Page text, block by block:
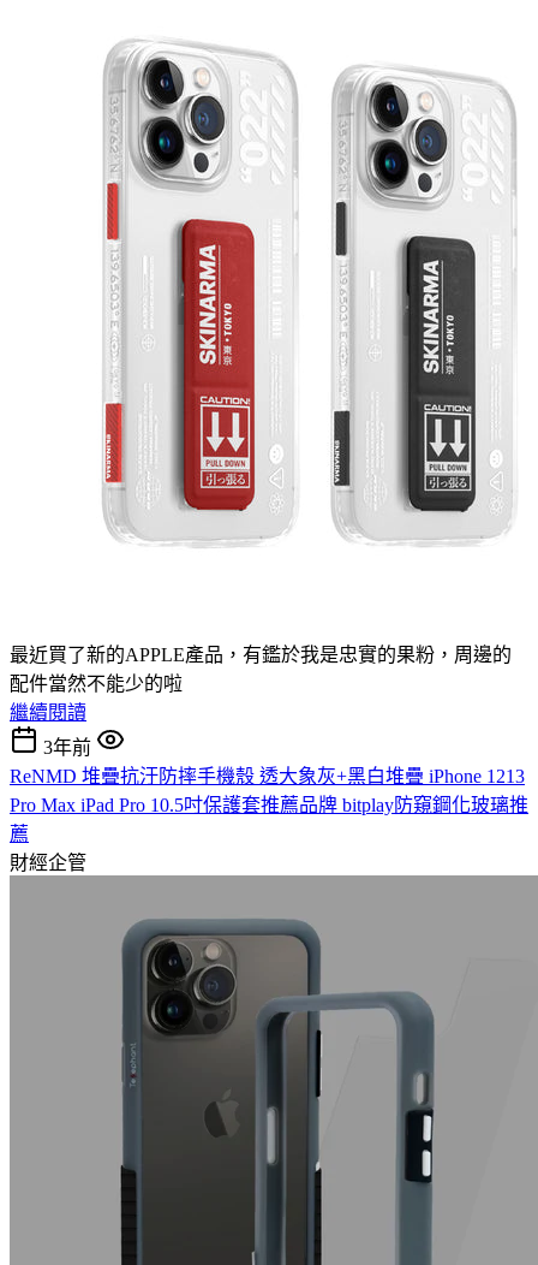
最近買了新的APPLE產品，有鑑於我是忠實的果粉，周邊的
配件當然不能少的啦
繼續閱讀
3年前
ReNMD 堆疊抗汙防摔手機殼 透大象灰+黑白堆疊 iPhone 1213
Pro Max iPad Pro 10.5吋保護套推薦品牌 bitplay防窺鋼化玻璃推
薦
財經企管